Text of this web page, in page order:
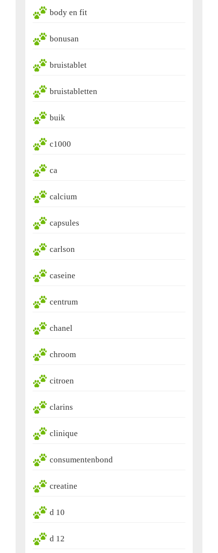
body en fit
bonusan
bruistablet
bruistabletten
buik
c1000
ca
calcium
capsules
carlson
caseine
centrum
chanel
chroom
citroen
clarins
clinique
consumentenbond
creatine
d 10
d 12